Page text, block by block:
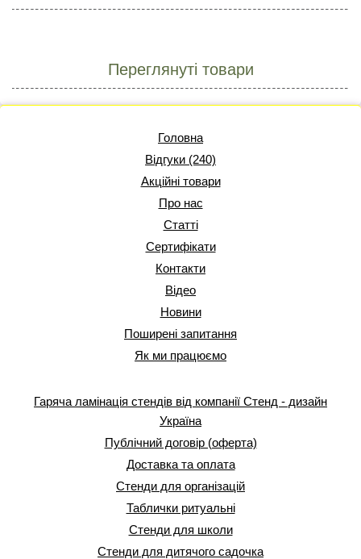
Переглянуті товари
Головна
Відгуки (240)
Акційні товари
Про нас
Статті
Сертифікати
Контакти
Відео
Новини
Поширені запитання
Як ми працюємо
Гаряча ламінація стендів від компанії Стенд - дизайн
Україна
Публічний договір (оферта)
Доставка та оплата
Стенди для організацій
Таблички ритуальні
Стенди для школи
Стенди для дитячого садочка